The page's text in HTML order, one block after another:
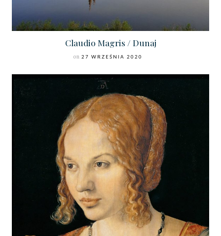
Claudio Magris / Dunaj
on 27 WRZEŚNIA 2020